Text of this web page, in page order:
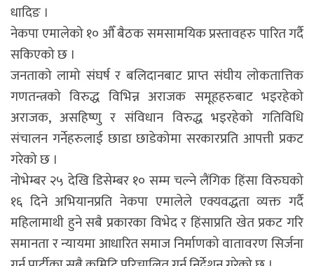
धादिङ ।
नेकपा एमालेको १० औँ बैठक समसामयिक प्रस्तावहरु पारित गर्दै
सकिएको छ ।
जनताको लामो संघर्ष र बलिदानबाट प्राप्त संघीय लोकतात्तिक
गणतन्त्रको विरुद्ध विभिन्न अराजक समूहहरुबाट भइरहेको
अराजक, असहिष्णु र संविधान विरुद्ध भइरहेको गतिविधि
संचालन गर्नेहरुलाई छाडा छाडेकोमा सरकारप्रति आपत्ती प्रकट
गरेको छ ।
नोभेम्बर २५ देखि डिसेम्बर १० सम्म चल्ने लैंगिक हिंसा विरुघको
१६ दिने अभियानप्रति नेकपा एमालेले एक्यवद्धता व्यक्त गर्दै
महिलामाथी हुने सबै प्रकारका विभेद र हिंसाप्रति खेत प्रकट गरि
समानता र न्यायमा आधारित समाज निर्माणको वातावरण सिर्जना